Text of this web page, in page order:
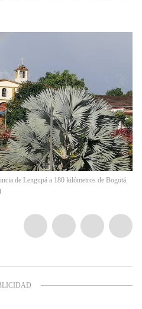
de Lengupá a 180 kilómetros de Bogotá.